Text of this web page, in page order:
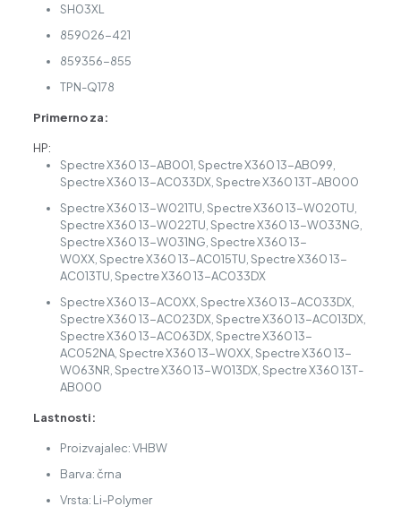
SH03XL
859026-421
859356-855
TPN-Q178
Primerno za:
HP:
Spectre X360 13-AB001, Spectre X360 13-AB099,
Spectre X360 13-AC033DX, Spectre X360 13T-AB000
Spectre X360 13-W021TU, Spectre X360 13-W020TU,
Spectre X360 13-W022TU, Spectre X360 13-W033NG,
Spectre X360 13-W031NG, Spectre X360 13-
W0XX, Spectre X360 13-AC015TU, Spectre X360 13-
AC013TU, Spectre X360 13-AC033DX
Spectre X360 13-AC0XX, Spectre X360 13-AC033DX,
Spectre X360 13-AC023DX, Spectre X360 13-AC013DX,
Spectre X360 13-AC063DX, Spectre X360 13-
AC052NA, Spectre X360 13-W0XX, Spectre X360 13-
W063NR, Spectre X360 13-W013DX, Spectre X360 13T-
AB000
Lastnosti:
Proizvajalec: VHBW
Barva: črna
Vrsta: Li-Polymer